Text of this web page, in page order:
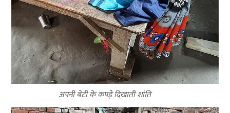
अपनी बेटी के कपड़े दिखाती शांति